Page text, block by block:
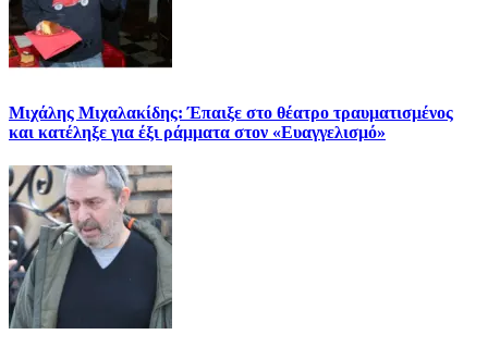
Μιχάλης Μιχαλακίδης: Έπαιξε στο θέατρο τραυματισμένος
και κατέληξε για έξι ράμματα στον «Ευαγγελισμό»